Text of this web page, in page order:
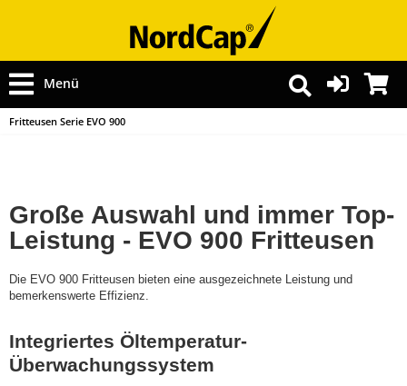
Menü
Fritteusen Serie EVO 900
Große Auswahl und immer Top-
Leistung - EVO 900 Fritteusen
Die EVO 900 Fritteusen bieten eine ausgezeichnete Leistung und
bemerkenswerte Effizienz.
Integriertes Öltemperatur-
Überwachungssystem